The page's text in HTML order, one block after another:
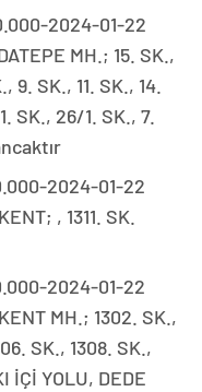
2024-01-22
MH.; 15. SK.,
9. SK., 11. SK., 14.
SK., 26/1. SK., 7.
2024-01-22
, 1311. SK.
2024-01-22
MH.; 1302. SK.,
SK., 1308. SK.,
İÇİ YOLU, DEDE